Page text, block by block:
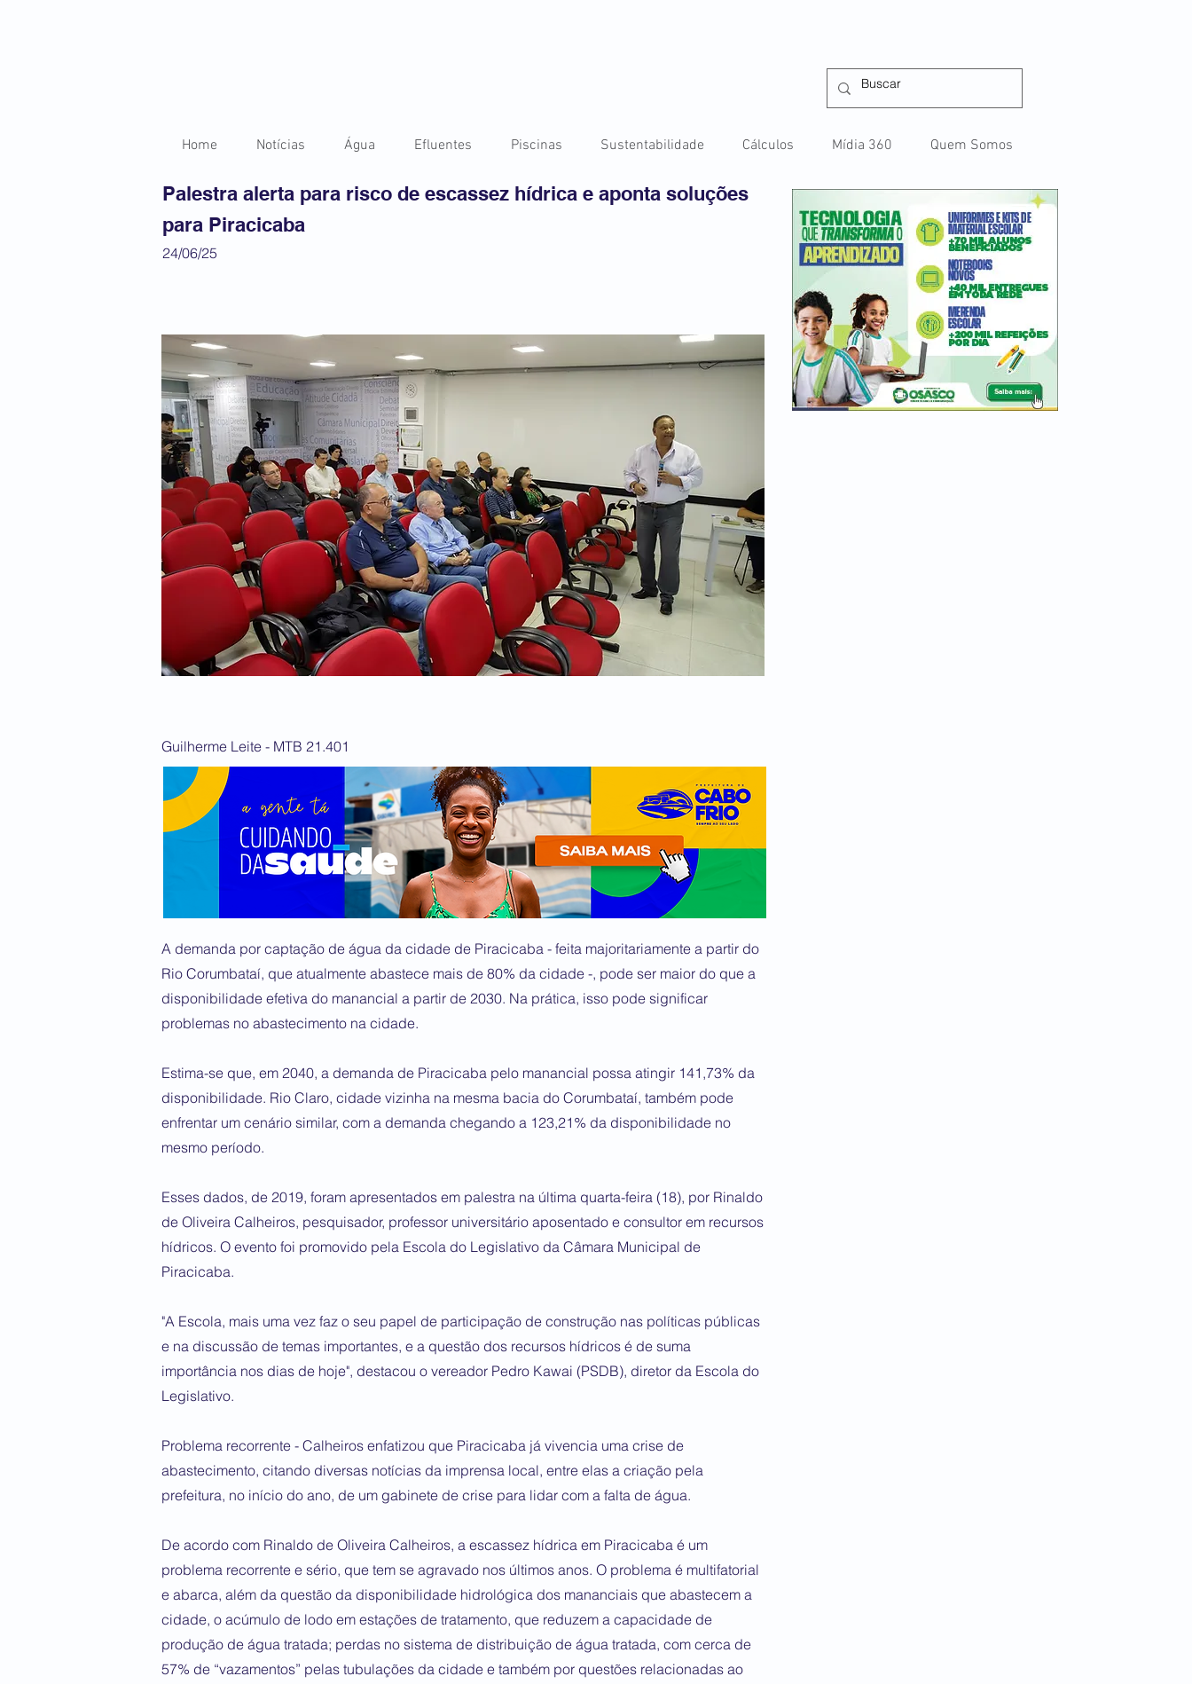
Home Notícias Água Efluentes Piscinas Sustentabilidade Cálculos Mídia 360 Quem Somos
Palestra alerta para risco de escassez hídrica e aponta soluções
para Piracicaba
24/06/25
Guilherme Leite - MTB 21.401
A demanda por captação de água da cidade de Piracicaba - feita majoritariamente a partir do
Rio Corumbataí, que atualmente abastece mais de 80% da cidade -, pode ser maior do que a
disponibilidade efetiva do manancial a partir de 2030. Na prática, isso pode significar
problemas no abastecimento na cidade.
Estima-se que, em 2040, a demanda de Piracicaba pelo manancial possa atingir 141,73% da
disponibilidade. Rio Claro, cidade vizinha na mesma bacia do Corumbataí, também pode
enfrentar um cenário similar, com a demanda chegando a 123,21% da disponibilidade no
mesmo período.
Esses dados, de 2019, foram apresentados em palestra na última quarta-feira (18), por Rinaldo
de Oliveira Calheiros, pesquisador, professor universitário aposentado e consultor em recursos
hídricos. O evento foi promovido pela Escola do Legislativo da Câmara Municipal de
Piracicaba.
"A Escola, mais uma vez faz o seu papel de participação de construção nas políticas públicas
e na discussão de temas importantes, e a questão dos recursos hídricos é de suma
importância nos dias de hoje", destacou o vereador Pedro Kawai (PSDB), diretor da Escola do
Legislativo.
Problema recorrente - Calheiros enfatizou que Piracicaba já vivencia uma crise de
abastecimento, citando diversas notícias da imprensa local, entre elas a criação pela
prefeitura, no início do ano, de um gabinete de crise para lidar com a falta de água.
De acordo com Rinaldo de Oliveira Calheiros, a escassez hídrica em Piracicaba é um
problema recorrente e sério, que tem se agravado nos últimos anos. O problema é multifatorial
e abarca, além da questão da disponibilidade hidrológica dos mananciais que abastecem a
cidade, o acúmulo de lodo em estações de tratamento, que reduzem a capacidade de
produção de água tratada; perdas no sistema de distribuição de água tratada, com cerca de
57% de “vazamentos” pelas tubulações da cidade e também por questões relacionadas ao